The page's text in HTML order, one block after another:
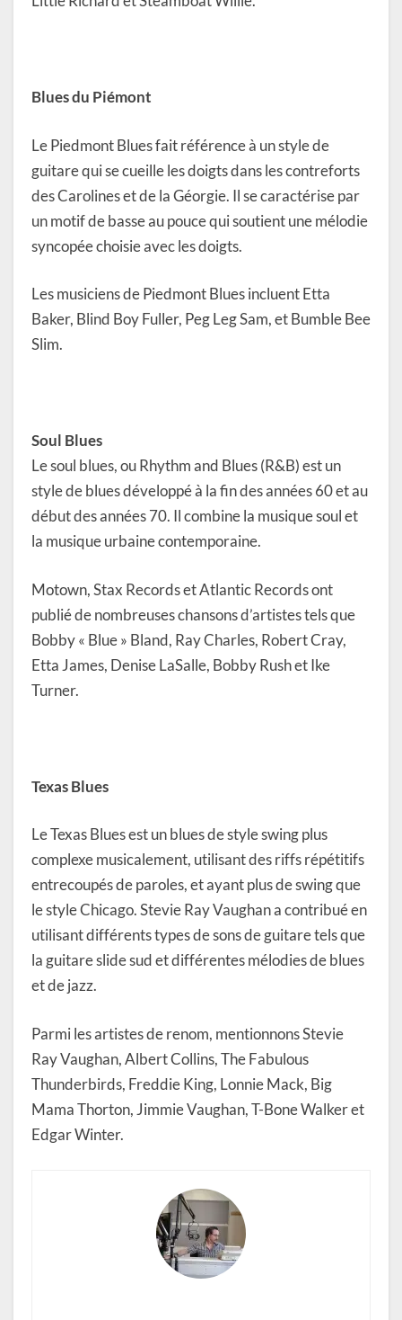
Blues du Piémont
Le Piedmont Blues fait référence à un style de
guitare qui se cueille les doigts dans les contreforts
des Carolines et de la Géorgie. Il se caractérise par
un motif de basse au pouce qui soutient une mélodie
syncopée choisie avec les doigts.
Les musiciens de Piedmont Blues incluent Etta
Baker, Blind Boy Fuller, Peg Leg Sam, et Bumble Bee
Slim.
Soul Blues
Le soul blues, ou Rhythm and Blues (R&B) est un
style de blues développé à la fin des années 60 et au
début des années 70. Il combine la musique soul et
la musique urbaine contemporaine.
Motown, Stax Records et Atlantic Records ont
publié de nombreuses chansons d’artistes tels que
Bobby « Blue » Bland, Ray Charles, Robert Cray,
Etta James, Denise LaSalle, Bobby Rush et Ike
Turner.
Texas Blues
Le Texas Blues est un blues de style swing plus
complexe musicalement, utilisant des riffs répétitifs
entrecoupés de paroles, et ayant plus de swing que
le style Chicago. Stevie Ray Vaughan a contribué en
utilisant différents types de sons de guitare tels que
la guitare slide sud et différentes mélodies de blues
et de jazz.
Parmi les artistes de renom, mentionnons Stevie
Ray Vaughan, Albert Collins, The Fabulous
Thunderbirds, Freddie King, Lonnie Mack, Big
Mama Thorton, Jimmie Vaughan, T-Bone Walker et
Edgar Winter.